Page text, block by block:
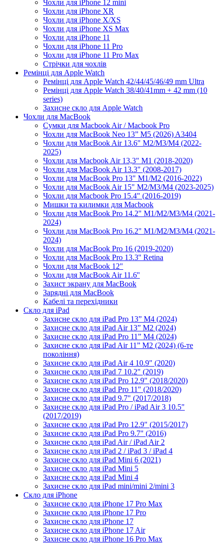
Чохли для iPhone 12 mini
Чохли для iPhone XR
Чохли для iPhone X/XS
Чохли для iPhone XS Max
Чохли для iPhone 11
Чохли для iPhone 11 Pro
Чохли для iPhone 11 Pro Max
Стрічки для чохлів
Ремінці для Apple Watch
Ремінці для Apple Watch 42/44/45/46/49 mm Ultra
Ремінці для Apple Watch 38/40/41mm + 42 mm (10
series)
Захисне скло для Apple Watch
Чохли для MacBook
Сумки для Macbook Air / Macbook Pro
Чохли для MacBook Neo 13” M5 (2026) A3404
Чохли для MacBook Air 13.6" M2/M3/М4 (2022-
2025)
Чохли для Macbook Air 13,3" M1 (2018-2020)
Чохли для MacBook Air 13.3" (2008-2017)
Чохли для MacBook Pro 13" M1/M2 (2016-2022)
Чохли для MacBook Air 15" M2/M3/M4 (2023-2025)
Чохли для Macbook Pro 15.4" (2016-2019)
Мишки та килимки для Macbook
Чохли для MacBook Pro 14.2" M1/M2/M3/M4 (2021-
2024)
Чохли для MacBook Pro 16.2" M1/M2/M3/M4 (2021-
2024)
Чохли для MacBook Pro 16 (2019-2020)
Чохли для MacBook Pro 13.3'' Retina
Чохли для MacBook 12"
Чохли для MacBook Air 11.6''
Захист экрану для MacBook
Зарядні для MacBook
Кабелі та перехідники
Скло для iPad
Захисне скло для iPad Pro 13” M4 (2024)
Захисне скло для iPad Air 13” M2 (2024)
Захисне скло для iPad Pro 11” M4 (2024)
Захисне скло для iPad Air 11” M2 (2024) (6-те
покоління)
Захисне скло для iPad Air 4 10.9" (2020)
Захисне скло для iPad 7 10.2" (2019)
Захисне скло для iPad Pro 12.9" (2018/2020)
Захисне скло для iPad Pro 11" (2018/2020)
Захисне скло для iPad 9.7" (2017/2018)
Захисне скло для iPad Pro / iPad Air 3 10.5"
(2017/2019)
Захисне скло для iPad Pro 12.9" (2015/2017)
Захисне скло для iPad Pro 9.7" (2016)
Захисне скло для iPad Air / iPad Air 2
Захисне скло для iPad 2 / iPad 3 / iPad 4
Захисне скло для iPad Mini 6 (2021)
Захисне скло для iPad Mini 5
Захисне скло для iPad Mini 4
Захисне скло для iPad mini/mini 2/mini 3
Скло для iPhone
Захисне скло для iPhone 17 Pro Max
Захисне скло для iPhone 17 Pro
Захисне скло для iPhone 17
Захисне скло для iPhone 17 Air
Захисне скло для iPhone 16 Pro Max